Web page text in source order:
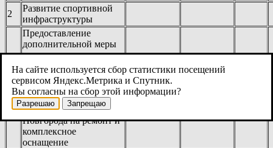
2
Развитие спортивной
инфраструктуры
3
Предоставление
дополнительной меры
поддержки
муниципальным
учреждениям культуры,
искусства,
дополнительного
образования Великого
Новгорода на ремонт и
комплексное
оснащение
3
На сайте используется сбор статистики посещений
сервисом Яндекс.Метрика и Спутник.
Вы согласны на сбор этой информации?
Разрешаю Запрещаю